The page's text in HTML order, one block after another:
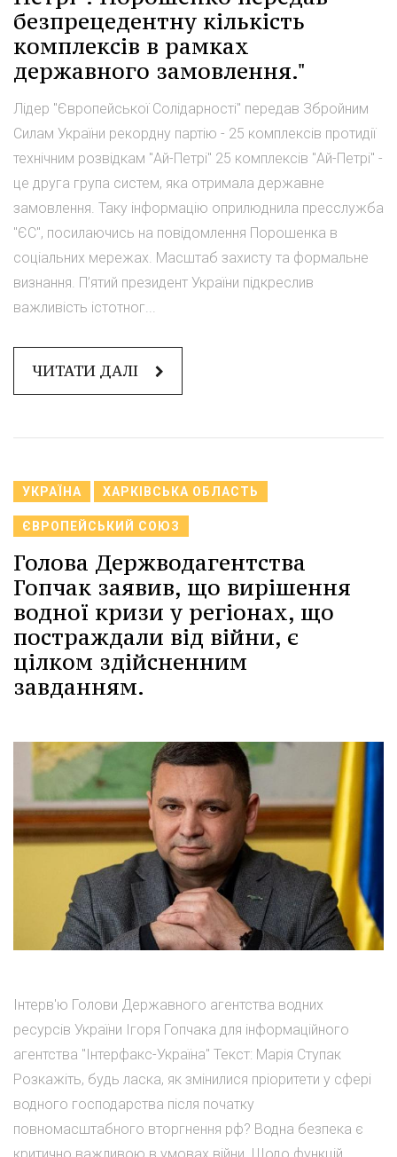
безпрецедентну кількість
комплексів в рамках
державного замовлення."
Лідер "Європейської Солідарності" передав Збройним
Силам України рекордну партію - 25 комплексів протидії
технічним розвідкам "Ай-Петрі" 25 комплексів "Ай-Петрі" -
це друга група систем, яка отримала державне
замовлення. Таку інформацію оприлюднила пресслужба
"ЄС", посилаючись на повідомлення Порошенка в
соціальних мережах. Масштаб захисту та формальне
визнання. П’ятий президент України підкреслив
важливість істотног...
ЧИТАТИ ДАЛІ
УКРАЇНА ХАРКІВСЬКА ОБЛАСТЬ
ЄВРОПЕЙСЬКИЙ СОЮЗ
Голова Держводагентства
Гопчак заявив, що вирішення
водної кризи у регіонах, що
постраждали від війни, є
цілком здійсненним
завданням.
Інтерв'ю Голови Державного агентства водних
ресурсів України Ігоря Гопчака для інформаційного
агентства "Інтерфакс-Україна" Текст: Марія Ступак
Розкажіть, будь ласка, як змінилися пріоритети у сфері
водного господарства після початку
повномасштабного вторгнення рф? Водна безпека є